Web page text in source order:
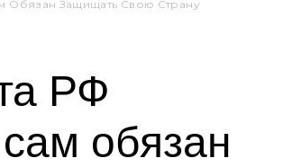
Обязан Защищать Свою Страну
РФ
обязан